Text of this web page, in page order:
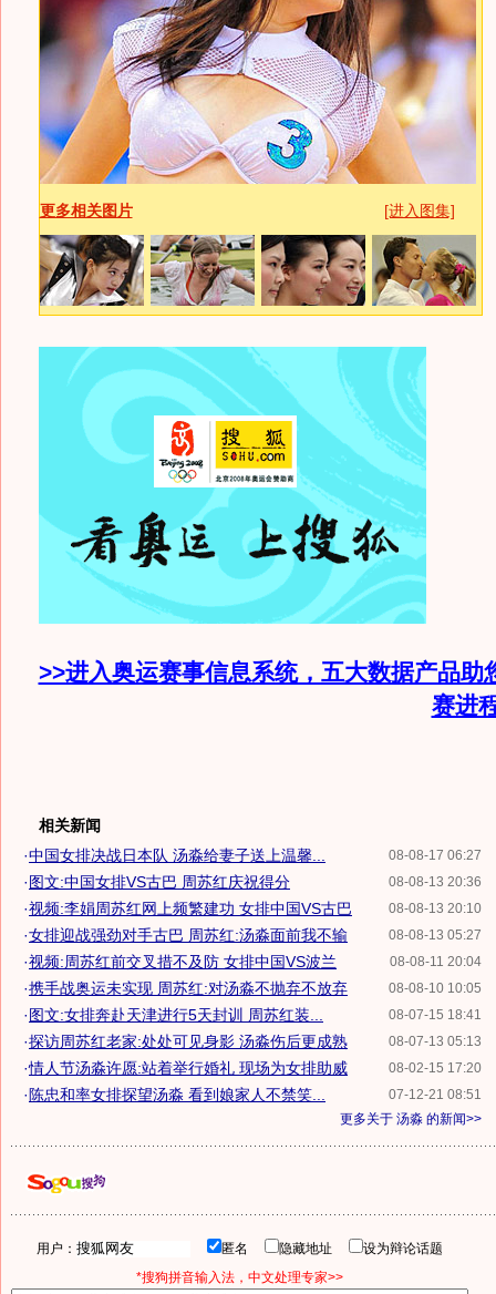
更多相关图片 [进入图集]
>>进入奥运赛事信息系统，五大数据产品助
赛进
相关新闻
08-08-17 06:27
·中国女排决战日本队 汤淼给妻子送上温馨...
08-08-13 20:36
·图文:中国女排VS古巴 周苏红庆祝得分
08-08-13 20:10
·视频:李娟周苏红网上频繁建功 女排中国VS古巴
08-08-13 05:27
·女排迎战强劲对手古巴 周苏红:汤淼面前我不输
08-08-11 20:04
·视频:周苏红前交叉措不及防 女排中国VS波兰
08-08-10 10:05
·携手战奥运未实现 周苏红:对汤淼不抛弃不放弃
08-07-15 18:41
·图文:女排奔赴天津进行5天封训 周苏红装...
08-07-13 05:13
·探访周苏红老家:处处可见身影 汤淼伤后更成熟
08-02-15 17:20
·情人节汤淼许愿:站着举行婚礼 现场为女排助威
07-12-21 08:51
· 陈忠和率女排探望汤淼 看到娘家人不禁笑...
更多关于 汤淼 的新闻>>
用户： 匿名 隐藏地址
设为辩论话题
*搜狗拼音输入法，中文处理专家>>